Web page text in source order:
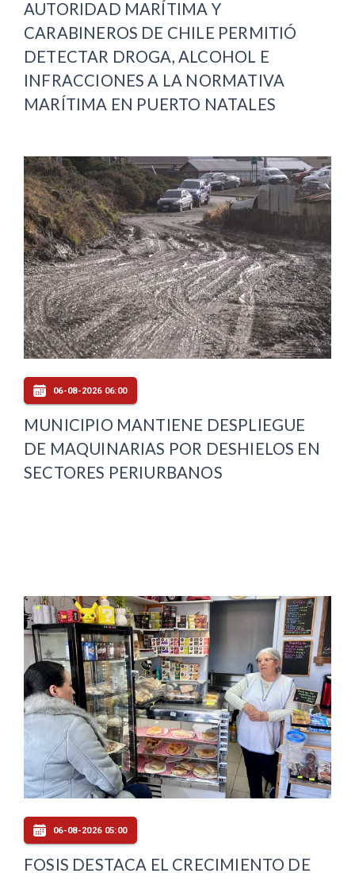
AUTORIDAD MARÍTIMA Y
CARABINEROS DE CHILE PERMITIÓ
DETECTAR DROGA, ALCOHOL E
INFRACCIONES A LA NORMATIVA
MARÍTIMA EN PUERTO NATALES
06-08-2026 06:00
MUNICIPIO MANTIENE DESPLIEGUE
DE MAQUINARIAS POR DESHIELOS EN
SECTORES PERIURBANOS
06-08-2026 05:00
FOSIS DESTACA EL CRECIMIENTO DE